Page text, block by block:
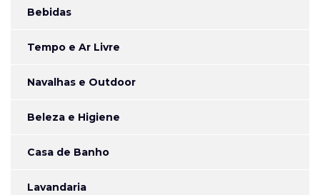
Bebidas
Tempo e Ar Livre
Navalhas e Outdoor
Beleza e Higiene
Casa de Banho
Lavandaria